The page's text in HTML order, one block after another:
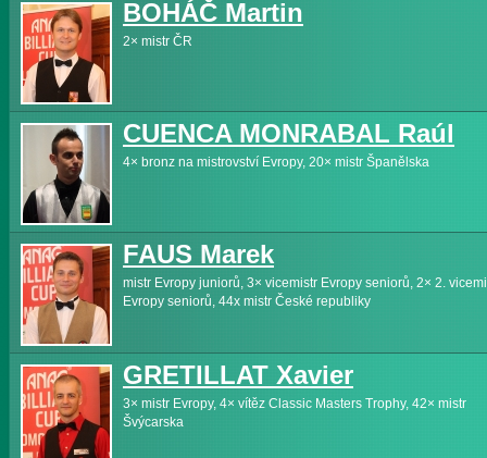
BOHÁČ Martin
2× mistr ČR
CUENCA MONRABAL Raúl
4× bronz na mistrovství Evropy, 20× mistr Španělska
FAUS Marek
mistr Evropy juniorů, 3× vicemistr Evropy seniorů, 2× 2.
Evropy seniorů, 44x mistr České republiky
GRETILLAT Xavier
3× mistr Evropy, 4× vítěz Classic Masters Trophy, 42× mistr
Švýcarska